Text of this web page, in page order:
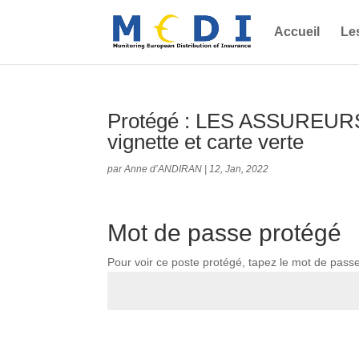
Accueil
Protégé : LES
vignette et carte verte
parAnne d’ANDIRAN |12, Jan, 2022
Mot de passe protégé
Pour voir ce poste protégé, tapez le mot de